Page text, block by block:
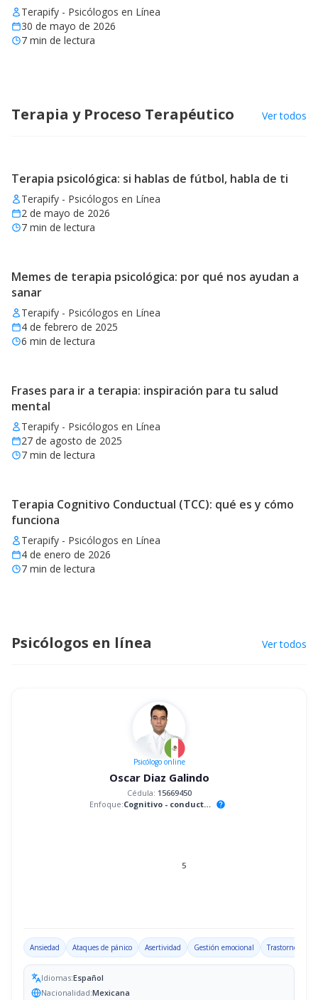
Terapify - Psicólogos en Línea
30 de mayo de 2026
7 min de lectura
Terapia y Proceso Terapéutico Ver todos
Terapia psicológica: si hablas de fútbol, habla de ti
Terapify - Psicólogos en Línea
2 de mayo de 2026
7 min de lectura
Memes de terapia psicológica: por qué nos ayudan a
sanar
Terapify - Psicólogos en Línea
4 de febrero de 2025
6 min de lectura
Frases para ir a terapia: inspiración para tu salud
mental
Terapify - Psicólogos en Línea
27 de agosto de 2025
7 min de lectura
Terapia Cognitivo Conductual (TCC): qué es y cómo
funciona
Terapify - Psicólogos en Línea
4 de enero de 2026
7 min de lectura
Psicólogos en línea Ver todos
Psicólogoonline
Oscar Diaz Galindo
Cédula: 15669450
Enfoque:
Cognitivo - conductual help
5
Ansiedad Ataques de pánico Asertividad Gestión emocional Trastorno por
Idiomas:Español
Nacionalidad:Mexicana